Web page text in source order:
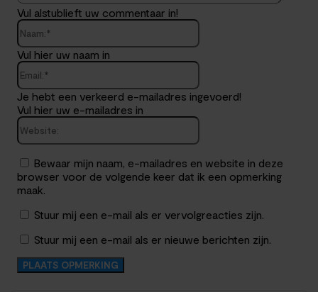
Vul alstublieft uw commentaar in!
Naam:*
Vul hier uw naam in
Email:*
Je hebt een verkeerd e-mailadres ingevoerd!
Vul hier uw e-mailadres in
Website:
Bewaar mijn naam, e-mailadres en website in deze
browser voor de volgende keer dat ik een opmerking
maak.
Stuur mij een e-mail als er vervolgreacties zijn.
Stuur mij een e-mail als er nieuwe berichten zijn.